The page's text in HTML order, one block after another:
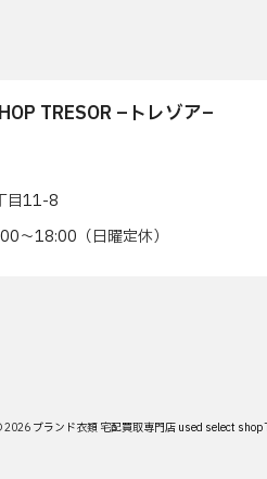
TRESOR –トレゾア–
目11-8
18:00（日曜定休）
2026 ブランド衣類 宅配買取専門店 used select shop